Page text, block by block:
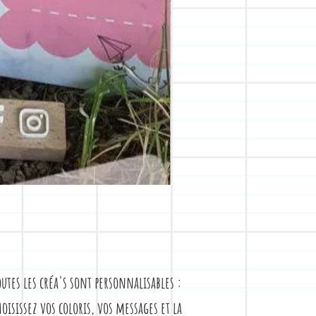
les créa's sont personnalisables :
vos coloris, vos messages et la